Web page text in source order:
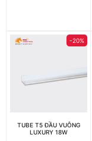
-20%
TUBE T5 ĐẦU VUÔNG
LUXURY 18W